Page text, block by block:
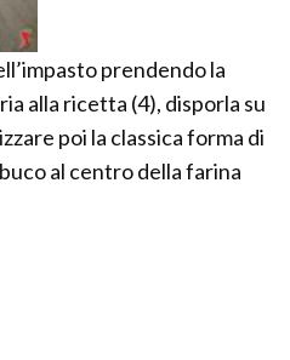
prendendo la
alla ricetta (4), disporla su
poi la classica forma di
al centro della farina